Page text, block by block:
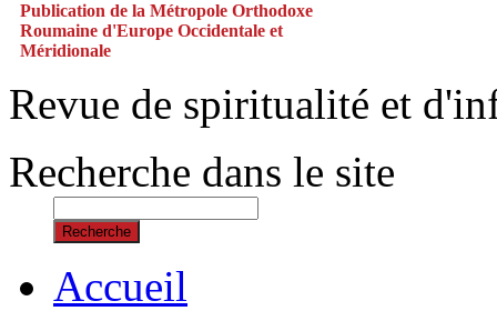
Publication de la Métropole Orthodoxe
Roumaine d'Europe Occidentale et
Méridionale
Revue de spiritualité et
Recherche dans le site
Recherche
Accueil